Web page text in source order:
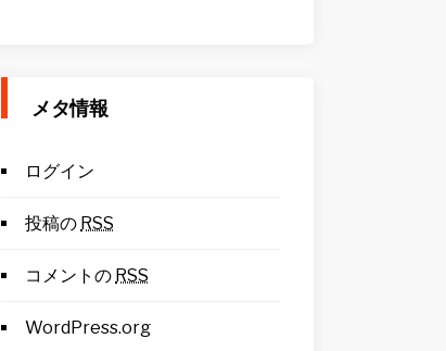
メタ情報
ログイン
投稿の RSS
コメントの RSS
WordPress.org